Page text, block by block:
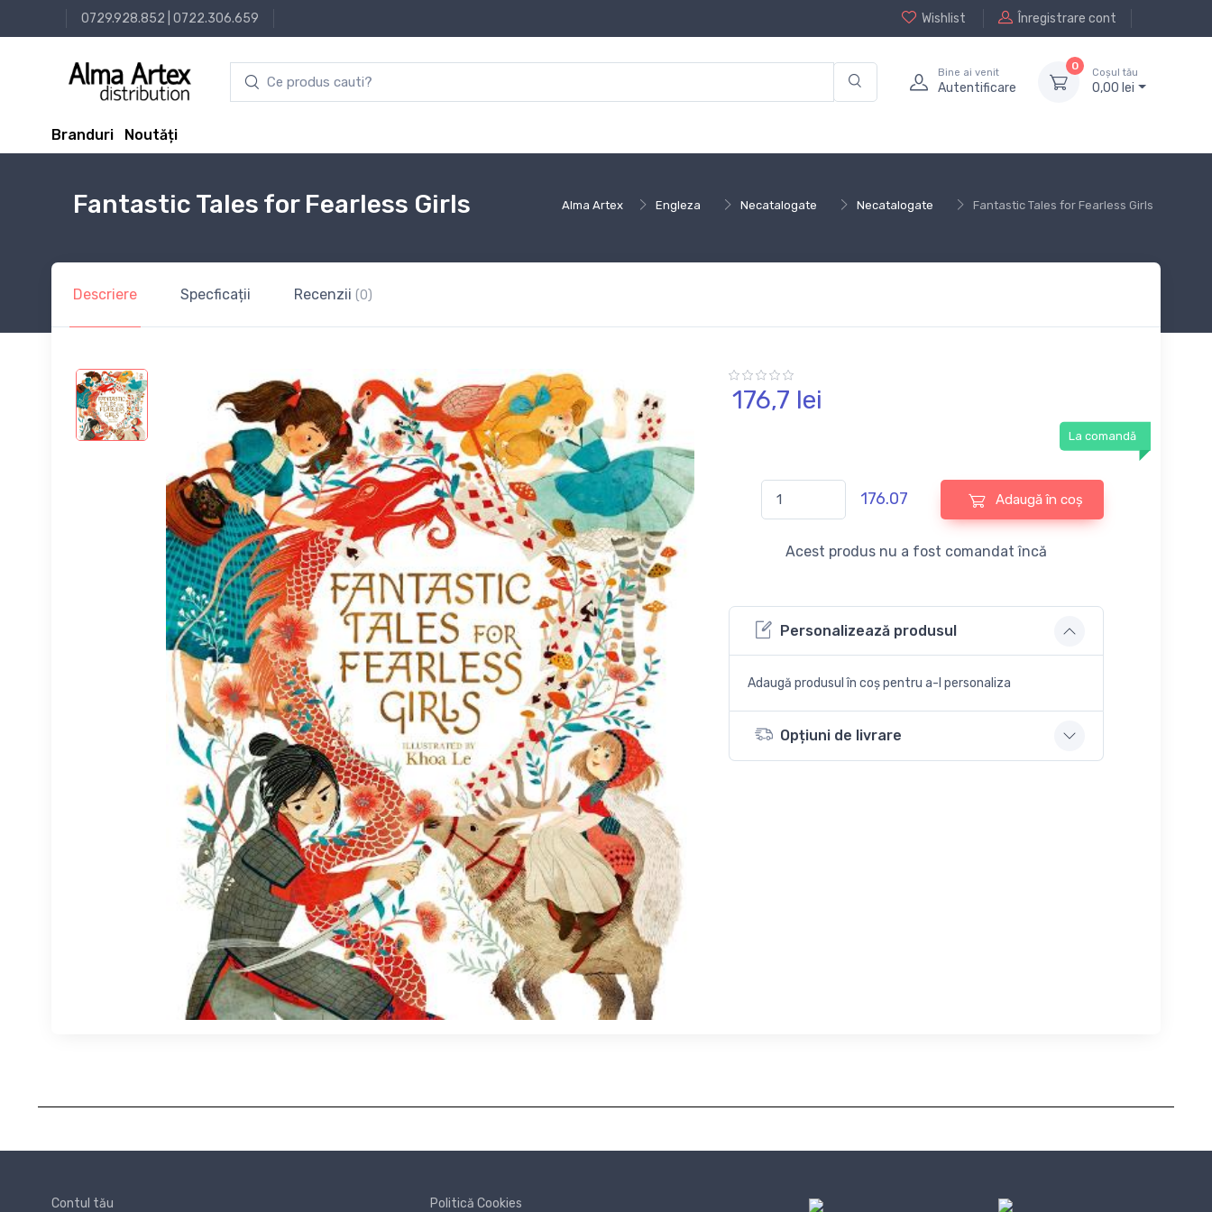
0729.928.852 0722.306.659 Wishlist Înregistrare cont
Bine ai venit
Autentificare
0
Coșul tău
0,00 lei
Branduri Noutăți
Alma Artex Engleza Necatalogate Necatalogate Fantastic Tales for Fearless Girls
Fantastic Tales for Fearless Girls
Descriere Specficații Recenzii (0)
176,7 lei
La comandă
176.07 Adaugă în coș
Acest produs nu a fost comandat încă
Personalizează produsul
Adaugă produsul în coș pentru a-l personaliza
Opțiuni de livrare
Contul tău Politică Cookies